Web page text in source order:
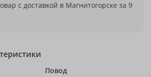
с доставкой в Магнитогорске за 9
Повод